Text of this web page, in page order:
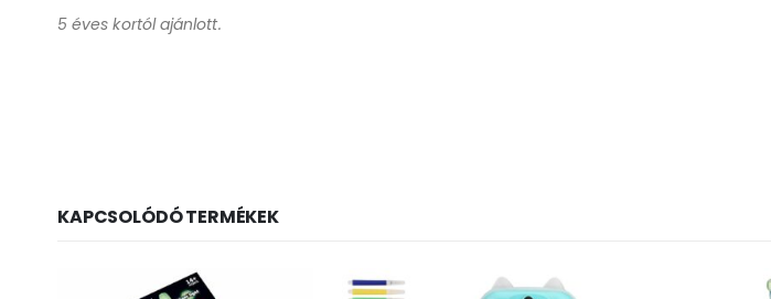
5 éves kortól ajánlott.
KAPCSOLÓDÓ TERMÉKEK